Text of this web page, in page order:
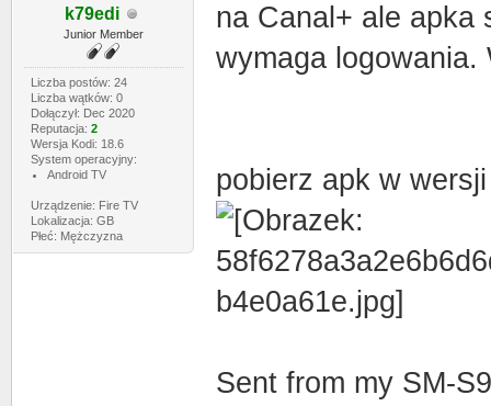
k79edi
Junior Member
Liczba postów: 24
Liczba wątków: 0
Dołączył: Dec 2020
Reputacja: 2
Wersja Kodi: 18.6
System operacyjny:
Android TV
Urządzenie: Fire TV
Lokalizacja: GB
Płeć: Mężczyzna
na Canal+ ale apka
wymaga
pobierz apk w
Sent from my SM-